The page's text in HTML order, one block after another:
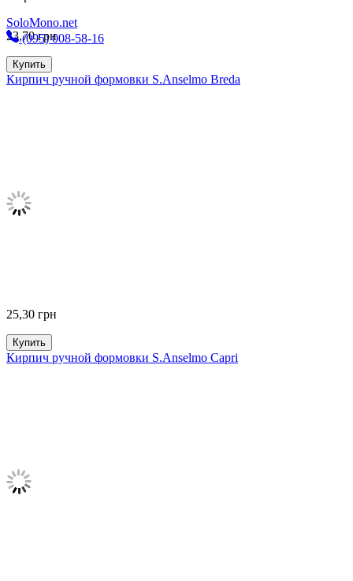
23,70грн
Купить
Кирпич ручной формовки S.Anselmo Breda
25,30 грн
Купить
Кирпич ручной формовки S.Anselmo Capri
SoloMono.net
(095) 008-58-16